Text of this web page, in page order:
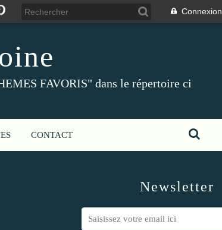
Connexion
FAVORIS" dans le répertoire ci
CONTACT
Newsletter